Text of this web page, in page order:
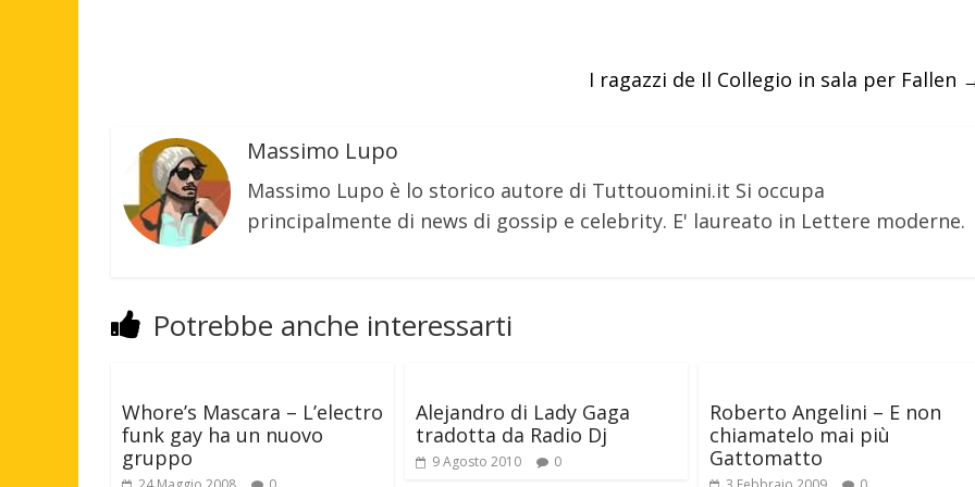
I ragazzi de Il Collegio in sala per Fallen
Massimo Lupo
Massimo Lupo è lo storico autore di Tuttouomini.it Si occupa
principalmente di news di gossip e celebrity. E' laureato in Lettere moderne.
Potrebbe anche interessarti
Whore’s Mascara – L’electro
funk gay ha un nuovo
gruppo
Alejandro di Lady Gaga
tradotta da Radio Dj
9 Agosto 2010 0
Roberto Angelini – E non
chiamatelo mai più
Gattomatto